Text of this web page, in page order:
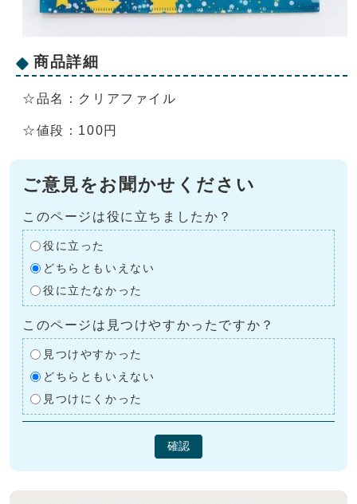
商品詳細
☆品名：クリアファイル
☆値段：100円
ご意見をお聞かせください
このページは役に立ちましたか？
役に立った
どちらともいえない
役に立たなかった
このページは見つけやすかったですか？
見つけやすかった
どちらともいえない
見つけにくかった
確認